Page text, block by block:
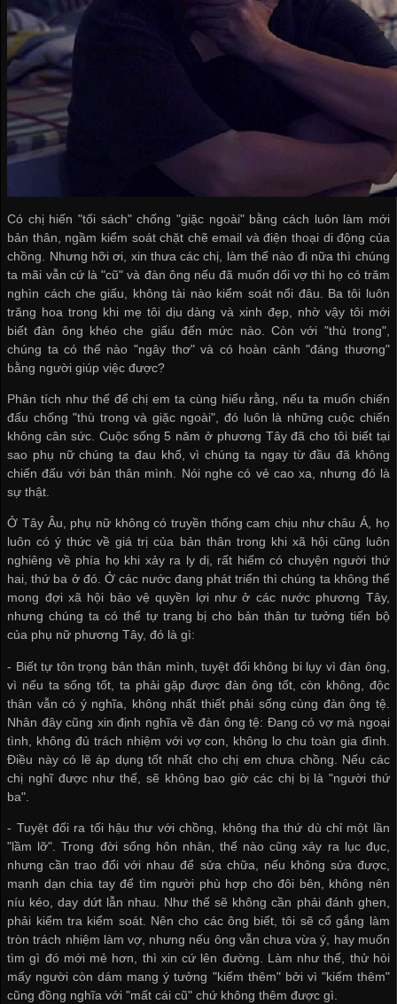
Có chị hiến "tối sách" chống "giặc ngoài" bằng cách luôn làm mới
bản thân, ngầm kiểm soát chặt chẽ email và điện thoại di động của
chồng. Nhưng hỡi ơi, xin thưa các chị, làm thế nào đi nữa thì chúng
ta mãi vẫn cứ là "cũ" và đàn ông nếu đã muốn dối vợ thì họ có trăm
nghìn cách che giấu, không tài nào kiểm soát nổi đâu. Ba tôi luôn
trăng hoa trong khi mẹ tôi dịu dàng và xinh đẹp, nhờ vậy tôi mới
biết đàn ông khéo che giấu đến mức nào. Còn với "thù trong",
chúng ta có thể nào "ngây thơ" và có hoàn cảnh "đáng thương"
bằng người giúp việc được?
Phân tích như thế để chị em ta cùng hiểu rằng, nếu ta muốn chiến
đấu chống "thù trong và giặc ngoài", đó luôn là những cuộc chiến
không cân sức. Cuộc sống 5 năm ở phương Tây đã cho tôi biết tại
sao phụ nữ chúng ta đau khổ, vì chúng ta ngay từ đầu đã không
chiến đấu với bản thân mình. Nói nghe có vẻ cao xa, nhưng đó là
sự thật.
Ở Tây Âu, phụ nữ không có truyền thống cam chịu như châu Á, họ
luôn có ý thức về giá trị của bản thân trong khi xã hội cũng luôn
nghiêng về phía họ khi xảy ra ly dị, rất hiếm có chuyện người thứ
hai, thứ ba ở đó. Ở các nước đang phát triển thì chúng ta không thể
mong đợi xã hội bảo vệ quyền lợi như ở các nước phương Tây,
nhưng chúng ta có thể tự trang bị cho bản thân tư tưởng tiến bộ
của phụ nữ phương Tây, đó là gì:
- Biết tự tôn trọng bản thân mình, tuyệt đối không bi lụy vì đàn ông,
vì nếu ta sống tốt, ta phải gặp được đàn ông tốt, còn không, độc
thân vẫn có ý nghĩa, không nhất thiết phải sống cùng đàn ông tệ.
Nhân đây cũng xin định nghĩa về đàn ông tệ: Đang có vợ mà ngoại
tình, không đủ trách nhiệm với vợ con, không lo chu toàn gia đình.
Điều này có lẽ áp dụng tốt nhất cho chị em chưa chồng. Nếu các
chị nghĩ được như thế, sẽ không bao giờ các chị bị là "người thứ
ba".
- Tuyệt đối ra tối hậu thư với chồng, không tha thứ dù chỉ một lần
"lầm lỡ". Trong đời sống hôn nhân, thế nào cũng xảy ra lục đục,
nhưng cần trao đổi với nhau để sửa chữa, nếu không sửa được,
mạnh dạn chia tay để tìm người phù hợp cho đôi bên, không nên
níu kéo, day dứt lẫn nhau. Như thế sẽ không cần phải đánh ghen,
phải kiểm tra kiểm soát. Nên cho các ông biết, tôi sẽ cố gắng làm
tròn trách nhiệm làm vợ, nhưng nếu ông vẫn chưa vừa ý, hay muốn
tìm gì đó mới mẻ hơn, thì xin cứ lên đường. Làm như thế, thử hỏi
mấy người còn dám mang ý tưởng "kiếm thêm" bởi vì "kiếm thêm"
cũng đồng nghĩa với "mất cái cũ" chứ không thêm được gì.